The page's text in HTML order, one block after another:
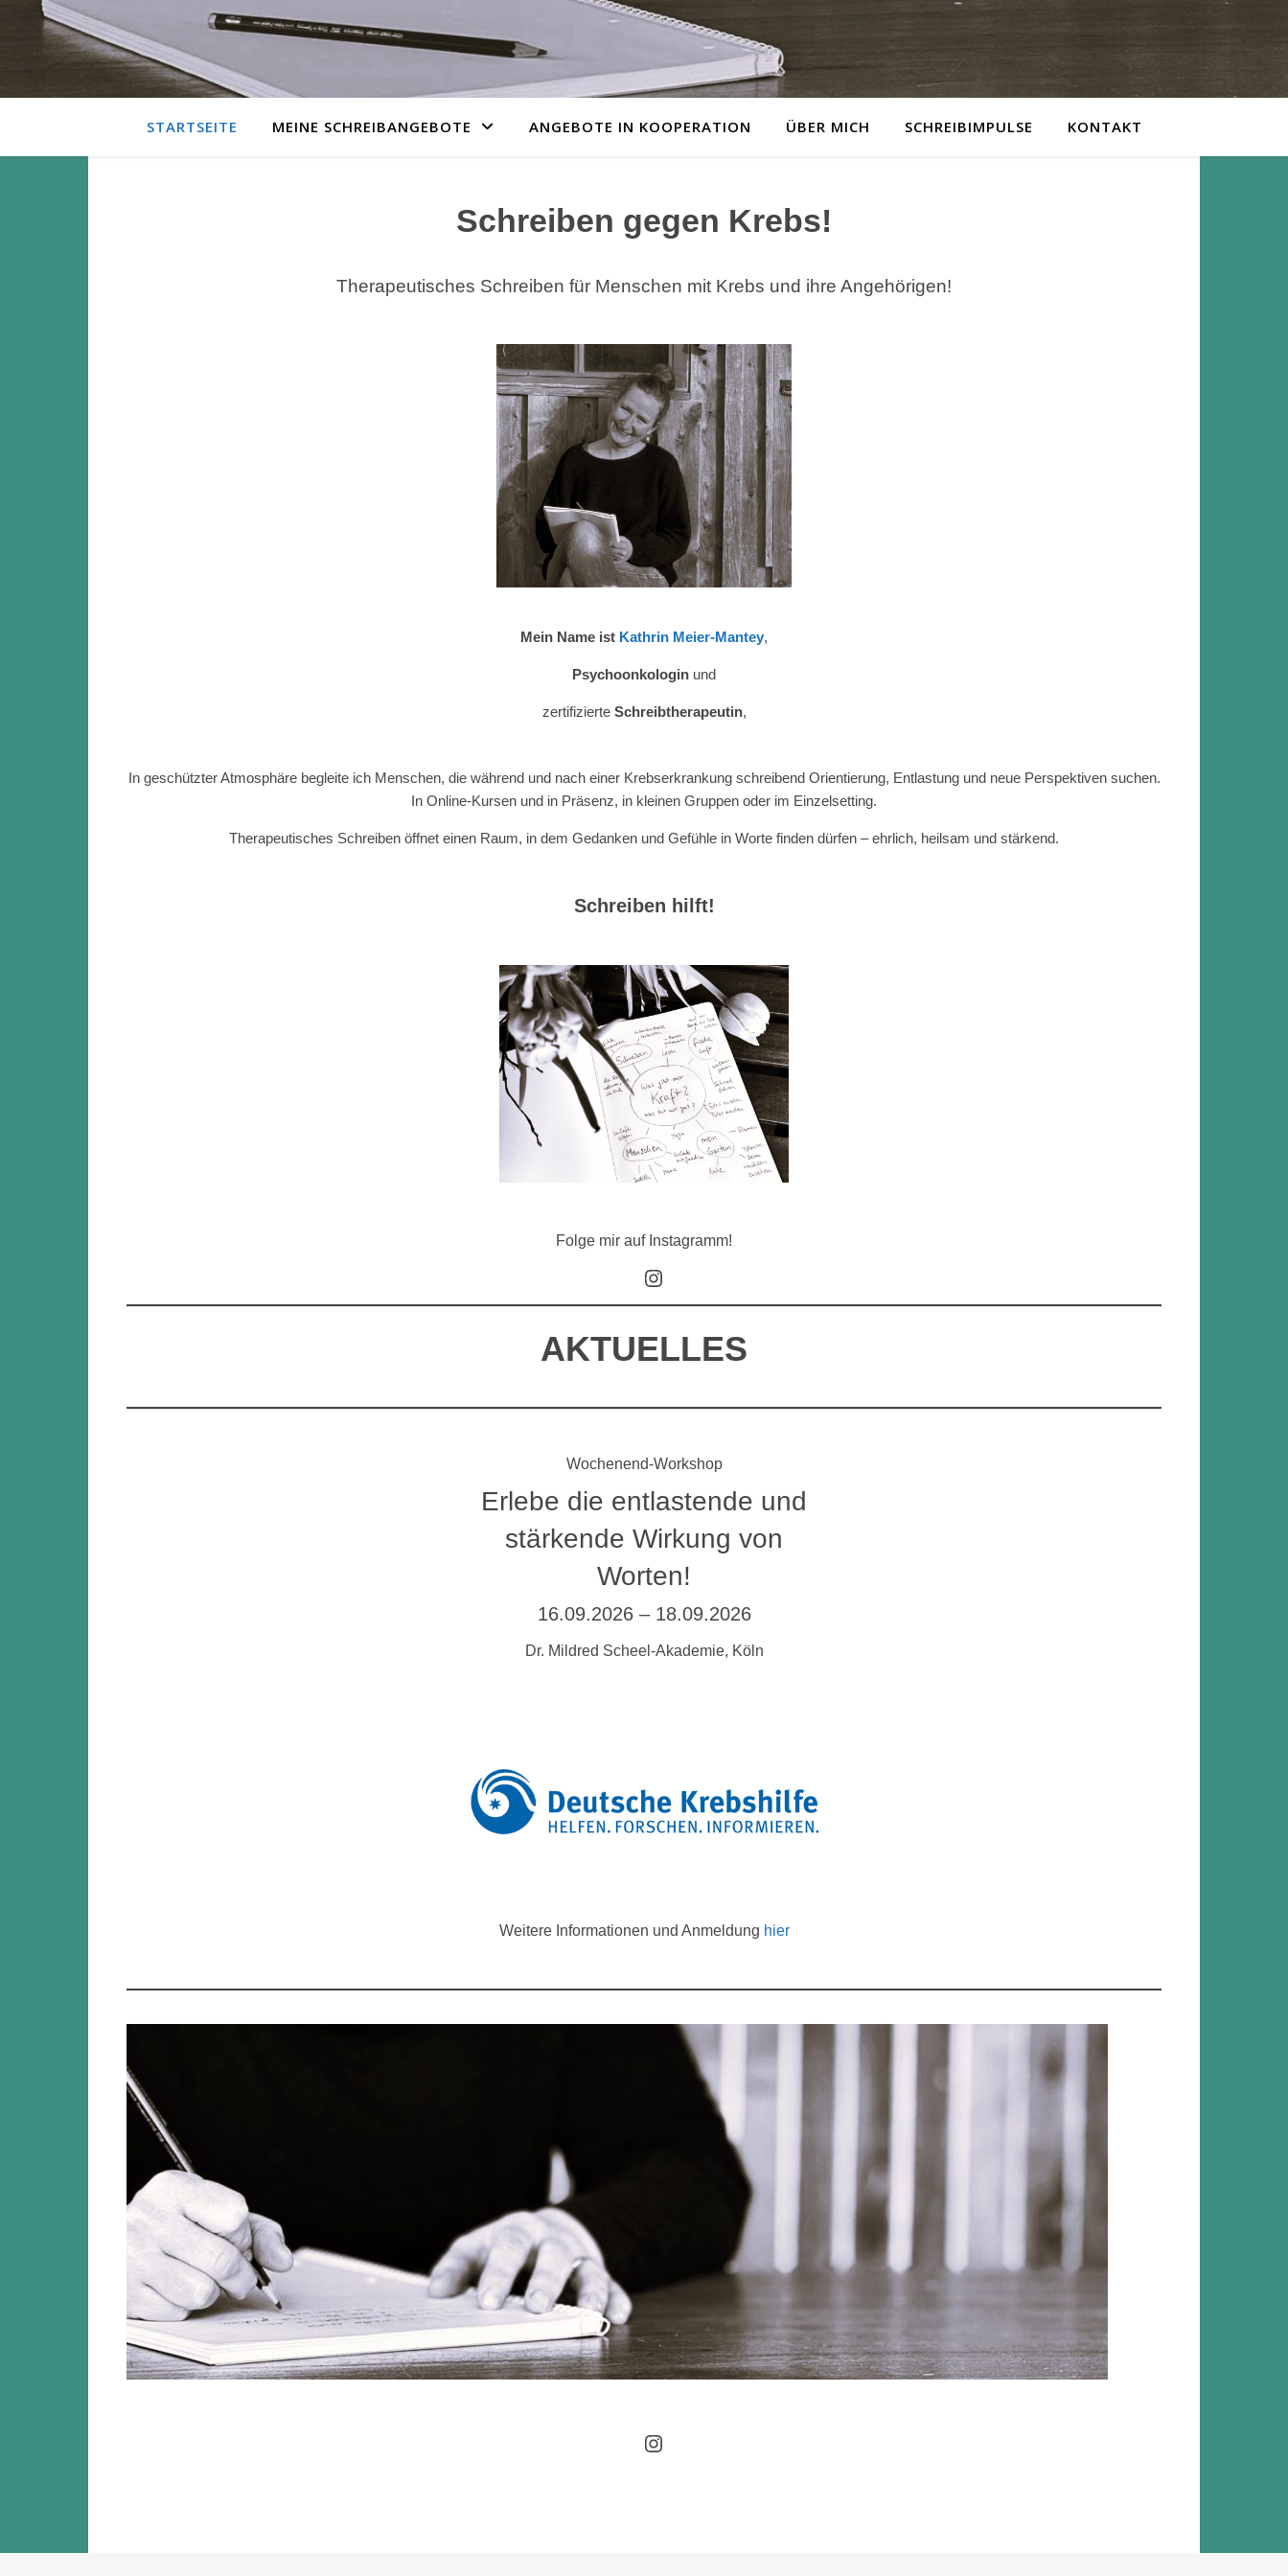
STARTSEITE MEINE SCHREIBANGEBOTE ANGEBOTE IN KOOPERATION ÜBER MICH SCHREIBIMPULSE KONTAKT
Schreiben gegen Krebs!
Therapeutisches Schreiben für Menschen mit Krebs und ihre Angehörigen!
Mein Name ist Kathrin Meier-Mantey,
Psychoonkologin und
zertifizierte Schreibtherapeutin,
In geschützter Atmosphäre begleite ich Menschen, die während und nach einer Krebserkrankung schreibend Orientierung, Entlastung und neue Perspektiven suchen.
In Online-Kursen und in Präsenz, in kleinen Gruppen oder im Einzelsetting.
Therapeutisches Schreiben öffnet einen Raum, in dem Gedanken und Gefühle in Worte finden dürfen – ehrlich, heilsam und stärkend.
Schreiben hilft!
Folge mir auf Instagramm!
Instagram
AKTUELLES
Wochenend-Workshop
Erlebe die entlastende und
stärkende Wirkung von
Worten!
16.09.2026 – 18.09.2026
Dr. Mildred Scheel-Akademie, Köln
Weitere Informationen und Anmeldung hier
Instagram